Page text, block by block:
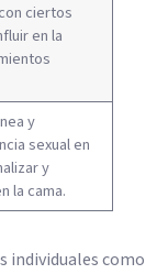
ciertos
en la
y
sexual en
y
la cama.
individuales como